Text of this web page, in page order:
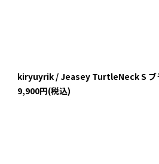
kiryuyrik / Jeasey TurtleNeck S ブ
9,900円(税込)